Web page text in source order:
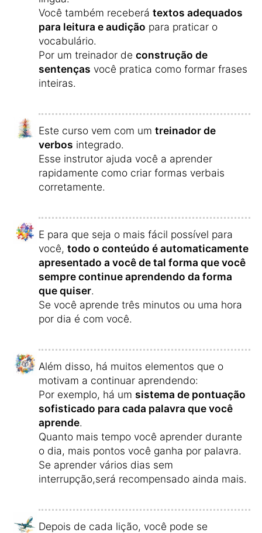
Você também receberá textos adequados
para leitura e audição para praticar o
vocabulário.
Por um treinador de construção de
sentenças você pratica como formar frases
inteiras.
Este curso vem com um treinador de
verbos integrado.
Esse instrutor ajuda você a aprender
rapidamente como criar formas verbais
corretamente.
E para que seja o mais fácil possível para
você, todo o conteúdo é automaticamente
apresentado a você de tal forma que você
sempre continue aprendendo da forma
que quiser.
Se você aprende três minutos ou uma hora
por dia é com você.
Além disso, há muitos elementos que o
motivam a continuar aprendendo:
Por exemplo, há um sistema de pontuação
sofisticado para cada palavra que você
aprende.
Quanto mais tempo você aprender durante
o dia, mais pontos você ganha por palavra.
Se aprender vários dias sem
interrupção,será recompensado ainda mais.
Depois de cada lição, você pode se